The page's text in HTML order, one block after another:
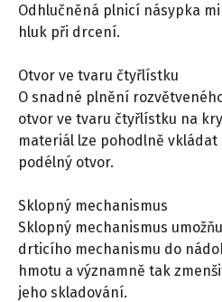
Odhlučněná plnicí násypka
hluk při drcení.
Otvor ve tvaru čtyřlístku
O snadné plnění
otvor ve tvaru čtyřlístku na
materiál lze pohodlně vkládat
podélný otvor.
Sklopný mechanismus
Sklopný mechanismus
drticího mechanismu do
hmotu a významně tak
jeho skladování.